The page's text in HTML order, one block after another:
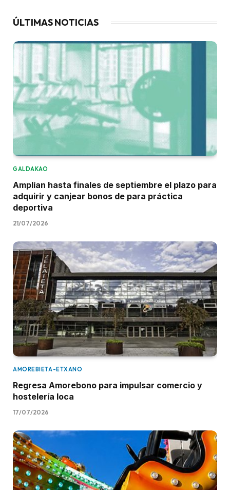
ÚLTIMAS NOTICIAS
GALDAKAO
Amplían hasta finales de septiembre el plazo para
adquirir y canjear bonos de para práctica
deportiva
21/07/2026
AMOREBIETA-ETXANO
Regresa Amorebono para impulsar comercio y
hostelería loca
17/07/2026